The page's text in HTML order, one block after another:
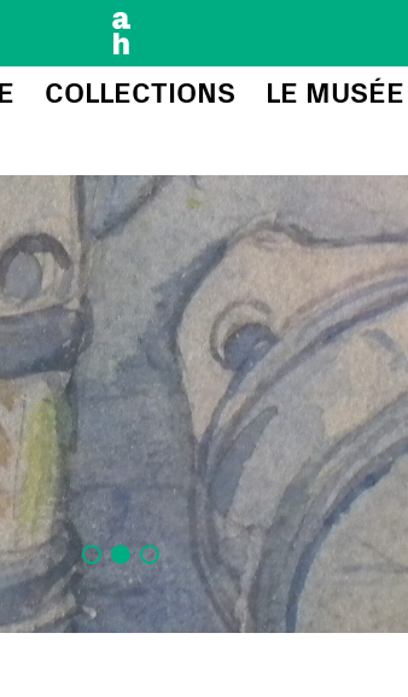
COLLECTIONS LE MUSÉE